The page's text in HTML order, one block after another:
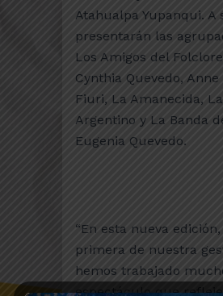
Atahualpa Yupanqui. A
presentarán las
Los Amigos del
Cynthia Quevedo,
Fiuri, La Amanecida,
Argentino y La Banda
Eugenia Quevedo.
“En esta nueva
primera de nuestra
hemos trabajado
espectáculo que